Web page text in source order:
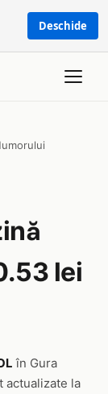
Deschide
lei
în Gura
actualizate la